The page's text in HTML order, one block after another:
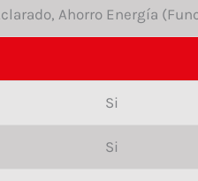
Ahorro Energía
Si
Si